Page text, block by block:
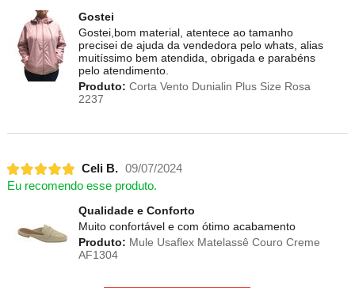
Gostei
Gostei,bom material, atentece ao tamanho
precisei de ajuda da vendedora pelo whats, alias
muitíssimo bem atendida, obrigada e parabéns
pelo atendimento.
Produto: Corta Vento Dunialin Plus Size Rosa
2237
Celi B. 09/07/2024
Eu recomendo esse produto.
Qualidade e Conforto
Muito confortável e com ótimo acabamento
Produto: Mule Usaflex Matelassê Couro Creme
AF1304